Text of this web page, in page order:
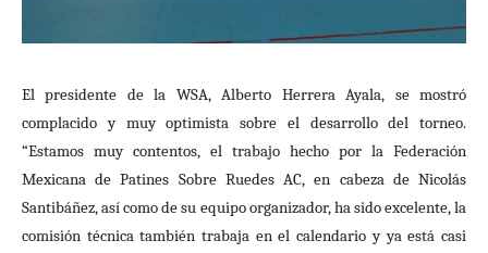
El presidente de la WSA, Alberto Herrera Ayala, se mostró
complacido y muy optimista sobre el desarrollo del torneo.
“Estamos muy contentos, el trabajo hecho por la Federación
Mexicana de Patines Sobre Ruedes AC, en cabeza de Nicolás
Santibáñez, así como de su equipo organizador, ha sido excelente, la
comisión técnica también trabaja en el calendario y ya está casi